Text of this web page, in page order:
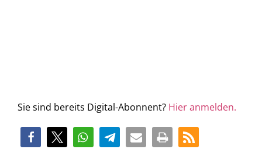
Sie sind bereits Digital-Abonnent? Hier anmelden.